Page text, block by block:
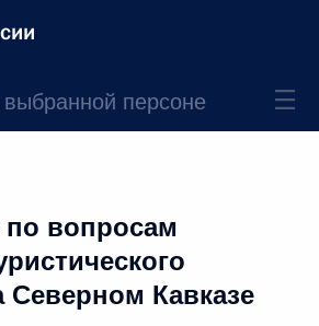
персоне
вопросам
Северном Кавказе